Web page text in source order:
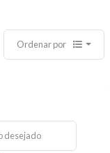
Ordenar por